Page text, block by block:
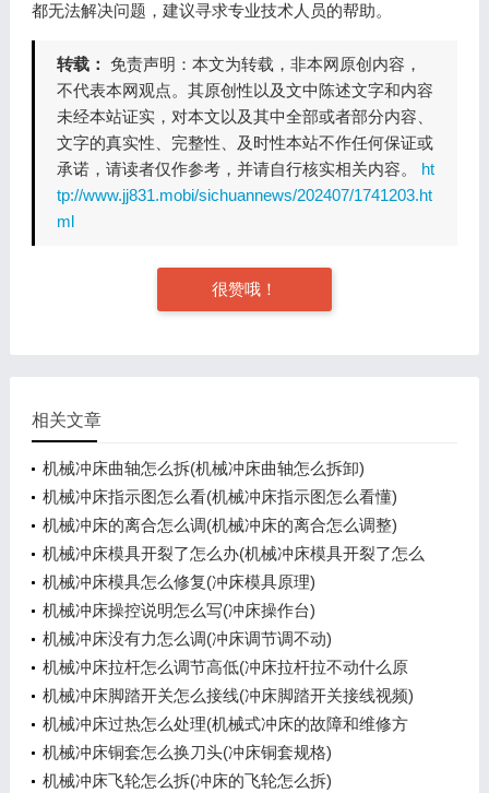
都无法解决问题，建议寻求专业技术人员的帮助。
转载： 免责声明：本文为转载，非本网原创内容，
不代表本网观点。其原创性以及文中陈述文字和内容
未经本站证实，对本文以及其中全部或者部分内容、
文字的真实性、完整性、及时性本站不作任何保证或
承诺，请读者仅作参考，并请自行核实相关内容。 ht
tp://www.jj831.mobi/sichuannews/202407/1741203.ht
ml
很赞哦！
相关文章
机械冲床曲轴怎么拆(机械冲床曲轴怎么拆卸)
机械冲床指示图怎么看(机械冲床指示图怎么看懂)
机械冲床的离合怎么调(机械冲床的离合怎么调整)
机械冲床模具开裂了怎么办(机械冲床模具开裂了怎么
办呢)
机械冲床模具怎么修复(冲床模具原理)
机械冲床操控说明怎么写(冲床操作台)
机械冲床没有力怎么调(冲床调节调不动)
机械冲床拉杆怎么调节高低(冲床拉杆拉不动什么原
因)
机械冲床脚踏开关怎么接线(冲床脚踏开关接线视频)
机械冲床过热怎么处理(机械式冲床的故障和维修方
法)
机械冲床铜套怎么换刀头(冲床铜套规格)
机械冲床飞轮怎么拆(冲床的飞轮怎么拆)